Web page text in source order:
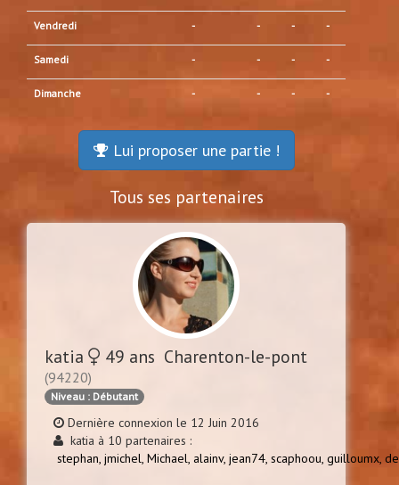
Vendredi - - - -
Samedi - - - -
Dimanche - - - -
Lui proposer une partie !
Tous ses partenaires
katia 49 ans Charenton-le-pont
(94220)
Niveau : Débutant
Dernière connexion le 12 Juin 2016
katia à 10 partenaires :
stephan, jmichel, Michael, alainv, jean74, scaphoou, guilloumx,